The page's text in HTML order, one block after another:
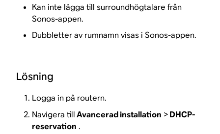
Kan inte lägga till surroundhögtalare från
Sonos-appen.
Dubbletter av rumnamn visas i Sonos-appen.
Lösning
Logga in på routern.
Navigera tillAvancerad installation >DHCP-
reservation .